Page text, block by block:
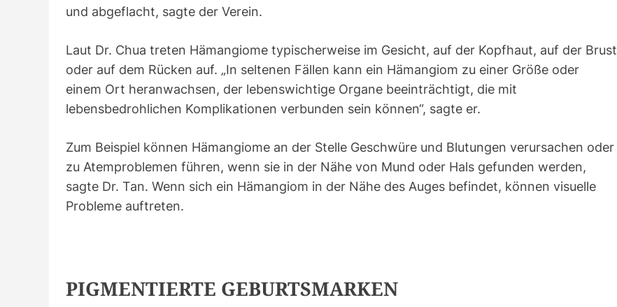
und abgeflacht, sagte der Verein.
Laut Dr. Chua treten Hämangiome typischerweise im Gesicht, auf der Kopfhaut, auf der Brust
oder auf dem Rücken auf. „In seltenen Fällen kann ein Hämangiom zu einer Größe oder
einem Ort heranwachsen, der lebenswichtige Organe beeinträchtigt, die mit
lebensbedrohlichen Komplikationen verbunden sein können“, sagte er.
Zum Beispiel können Hämangiome an der Stelle Geschwüre und Blutungen verursachen oder
zu Atemproblemen führen, wenn sie in der Nähe von Mund oder Hals gefunden werden,
sagte Dr. Tan. Wenn sich ein Hämangiom in der Nähe des Auges befindet, können visuelle
Probleme auftreten.
PIGMENTIERTE GEBURTSMARKEN